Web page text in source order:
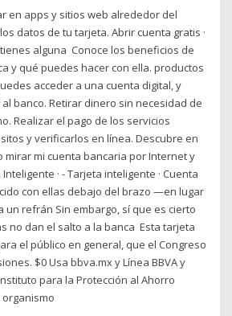
en apps y sitios web alrededor del
datos de tu tarjeta. Abrir cuenta gratis ·
alguna Conoce los beneficios de
y qué puedes hacer con ella. productos
acceder a una cuenta digital, y
banco. Retirar dinero sin necesidad de
Realizar el pago de los servicios
y verificarlos en línea. Descubre en
mirar mi cuenta bancaria por Internet y
· - Tarjeta inteligente · Cuenta
con ellas debajo del brazo —en lugar
un refrán Sin embargo, sí que es cierto
no dan el salto a la banca Esta tarjeta
el público en general, que el Congreso
$0 Usa bbva.mx y Línea BBVA y
para la Protección al Ahorro
organismo